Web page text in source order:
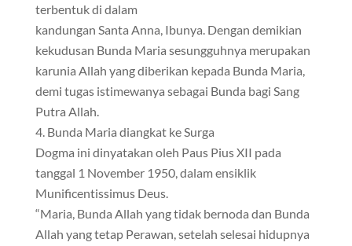
terbentuk di dalam
kandungan Santa Anna, Ibunya. Dengan demikian
kekudusan Bunda Maria sesungguhnya merupakan
karunia Allah yang diberikan kepada Bunda Maria,
demi tugas istimewanya sebagai Bunda bagi Sang
Putra Allah.
Bunda Maria diangkat ke Surga
Dogma ini dinyatakan oleh Paus Pius XII pada
tanggal 1 November 1950, dalam ensiklik
Munificentissimus Deus.
“Maria, Bunda Allah yang tidak bernoda dan Bunda
Allah yang tetap Perawan, setelah selesai hidupnya